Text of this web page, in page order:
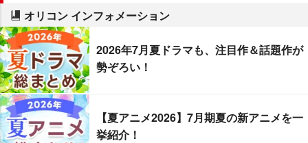
オリコン インフォメーション
2026年7月夏ドラマも、注目作＆話題作が
勢ぞろい！
【夏アニメ2026】7月期夏の新アニメを一
挙紹介！